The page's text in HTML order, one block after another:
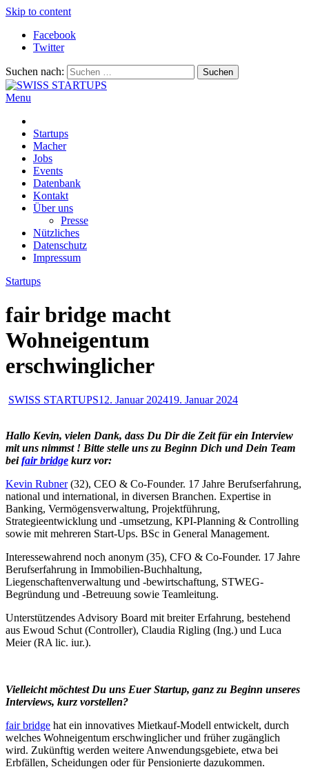
Skip to content
Facebook
Twitter
Suchen nach:
Menu
Startups
Macher
Jobs
Events
Datenbank
Kontakt
Über uns
Presse
Nützliches
Datenschutz
Impressum
Startups
fair bridge macht
Wohneigentum
erschwinglicher
SWISS STARTUPS12. Januar 202419. Januar 2024
Hallo Kevin, vielen Dank, dass Du Dir die Zeit für ein Interview
mit uns nimmst ! Bitte stelle uns zu Beginn Dich und Dein Team
beifair bridge kurz vor:
Kevin Rubner(32), CEO & Co-Founder. 17 Jahre Berufserfahrung,
national und international, in diversen Branchen. Expertise in
Banking, Vermögensverwaltung, Projektführung,
Strategieentwicklung und -umsetzung, KPI-Planning & Controlling
sowie mit mehreren Start-Ups. BSc in General Management.
Interessewahrend noch anonym (35), CFO & Co-Founder. 17 Jahre
Berufserfahrung in Immobilien-Buchhaltung,
Liegenschaftenverwaltung und -bewirtschaftung, STWEG-
Begründung und -Betreuung sowie Teamleitung.
Unterstützendes Advisory Board mit breiter Erfahrung, bestehend
aus Ewoud Schut (Controller), Claudia Rigling (Ing.) und Luca
Meier (RA lic. iur.).
Vielleicht möchtest Du uns Euer Startup, ganz zu Beginn unseres
Interviews, kurz vorstellen?
fair bridge hat ein innovatives Mietkauf-Modell entwickelt, durch
welches Wohneigentum erschwinglicher und früher zugänglich
wird. Zukünftig werden weitere Anwendungsgebiete, etwa bei
Erbfällen, Scheidungen oder für Pensionierte dazukommen.